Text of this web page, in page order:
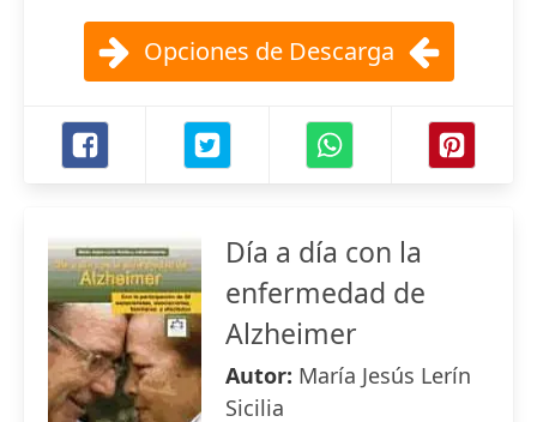
Opciones de Descarga
Día a día con la
enfermedad de
Alzheimer
Autor: María Jesús Lerín
Sicilia